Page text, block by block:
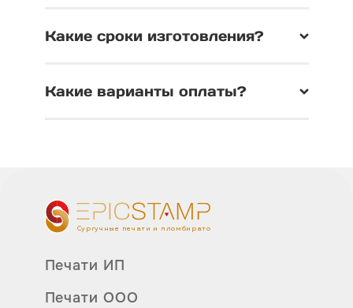
Какие сроки изготовления?
Какие варианты оплаты?
Сургучные печати и пломбираторы
Печати ИП
Печати ООО